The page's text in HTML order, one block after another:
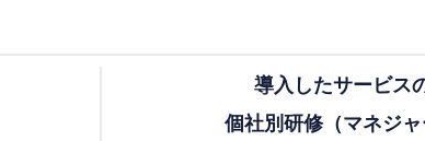
導入したサービス
個社別研修（マネジャ